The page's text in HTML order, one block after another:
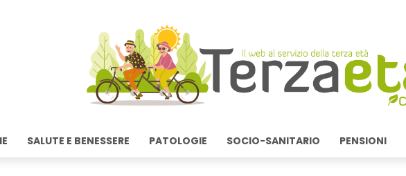
SALUTE E BENESSERE PATOLOGIE SOCIO-SANITARIO PENSIONI